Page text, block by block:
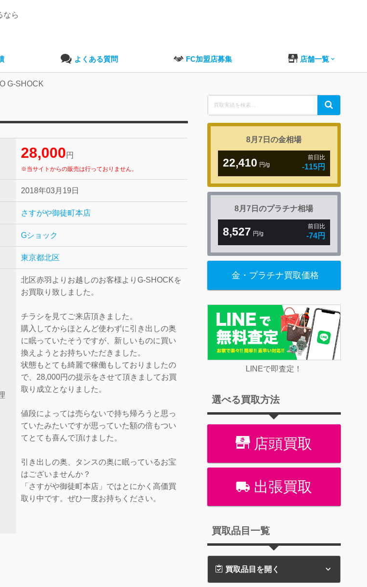
なら
よくある質問 FC加盟店募集 店舗一覧
G-SHOCK
28,000 円
※当サイトからの販売は行っておりません。
2018年03月19日
さすがや御徒町本店
Gショック
東京都北区
北区赤羽よりお越しのお客様よりG-SHOCKを
お買取り致しました。
チラシを見てご来店頂きました。
購入してからほとんど使わずに引き出しの奥
に眠っていたそうですが、新しいものに買い
換えようとお持ちいただきました。
状態もとても綺麗で稼働もしておりましたの
で、28,000円の提示をさせて頂きましてお買
取り成立となりました。
値段によっては売らないで持ち帰ろうと思っ
ていたみたいですが思っていた額の倍もつい
てとても喜んで頂けました。
引き出しの奥、タンスの奥に眠っているお宝
はございませんか？
「さすがや御徒町本店」ではとにかく高価買
取り中です。ぜひ一度お持ちください。
Search
for:
Search
8月7日の金相場
22,410 円/g
前日比
-115円
8月7日のプラチナ相場
8,527 円/g
前日比
-74円
金・プラチナ買取価格
LINEで即査定！
選べる買取方法
店頭買取
出張買取
買取品目一覧
買取品目を開く